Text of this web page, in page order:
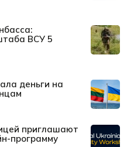
ВСУ 5
деньги на
приглашают
программу